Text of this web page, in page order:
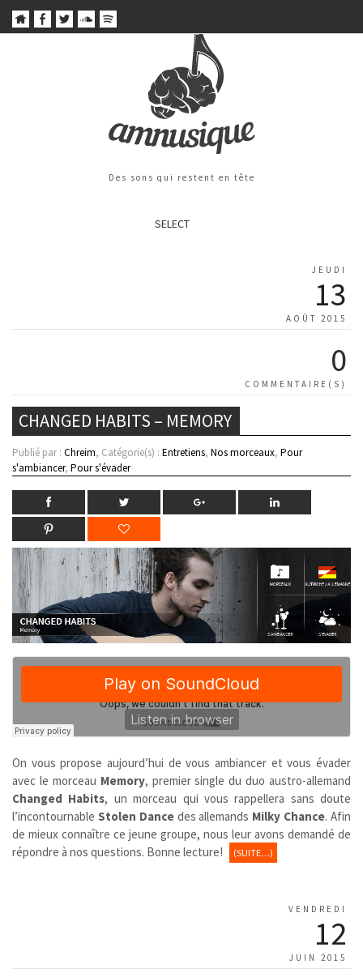
Des sons qui restent en tête
SELECT
JEUDI
13
AOÛT 2015
0
COMMENTAIRE(S)
CHANGED HABITS – MEMORY
Publié par : Chreim, Catégorie(s) : Entretiens, Nos morceaux, Pour
s'ambiancer, Pour s'évader
On vous propose aujourd’hui de vous ambiancer et vous évader
avec le morceau Memory, premier single du duo austro-allemand
Changed Habits, un morceau qui vous rappellera sans doute
l’incontournable Stolen Dancedes allemands Milky Chance. Afin
de mieux connaître ce jeune groupe, nous leur avons demandé de
répondre à nos questions. Bonne lecture!
(SUITE…)
VENDREDI
12
JUIN 2015